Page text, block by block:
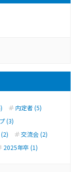
内定者 (5)
(3)
交流会 (2)
2025年卒 (1)